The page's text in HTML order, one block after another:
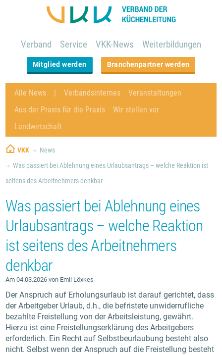
Verband Service VKK-News Weiterbildungen
Mitglied werden Branchenpartner werden
Alle News Verbandsinternes
Veranstaltungen
Aus der Praxis für die Praxis
Wir stellen vor
Landwirtschaft
VKK
News
Was passiert bei Ablehnung eines Urlaubsantrags – welche Reaktion ist
seitens des Arbeitnehmers denkbar
Was passiert bei Ablehnung eines
Urlaubsantrags – welche Reaktion
ist seitens des Arbeitnehmers
denkbar
Am 04.03.2026 von Emil Löxkes
Der Anspruch auf Erholungsurlaub ist darauf gerichtet, dass
der Arbeitgeber Urlaub, d.h., die befristete unwiderrufliche
bezahlte Freistellung von der Arbeitsleistung, gewährt.
Hierzu ist eine Freistellungserklärung des Arbeitgebers
erforderlich. Ein Recht auf Selbstbeurlaubung besteht also
nicht. Selbst wenn der Anspruch auf die Freistellung besteht